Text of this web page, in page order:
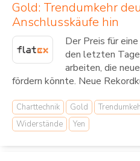
Gold: Trendumkehr
Anschlusskäufe hin
Der Preis für
den letzten
arbeiten, die
fördern könnte. Neue
Charttechnik Gold
Widerstände
Yen